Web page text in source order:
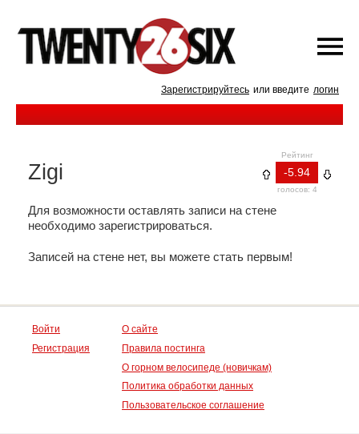
Зарегистрируйтесь или введите логин
Рейтинг
-5.94
голосов: 4
Zigi
Для возможности оставлять записи на стене
необходимо зарегистрироваться.
Записей на стене нет, вы можете стать первым!
Войти
Регистрация
О сайте
Правила постинга
О горном велосипеде (новичкам)
Политика обработки данных
Пользовательское соглашение